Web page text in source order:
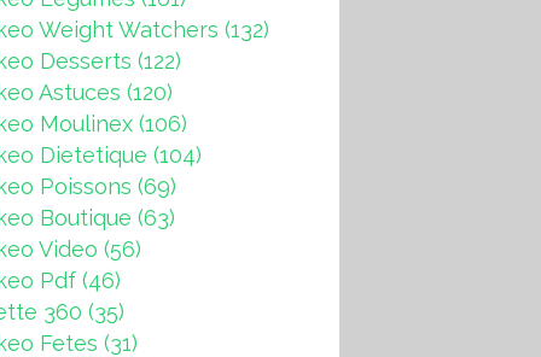
cookeo de JP - Recettes faciles Rapides
Weight Watchers (132)
Desserts (122)
Astuces (120)
Moulinex (106)
Dietetique (104)
Poissons (69)
Boutique (63)
Video (56)
Pdf (46)
360 (35)
Fetes (31)